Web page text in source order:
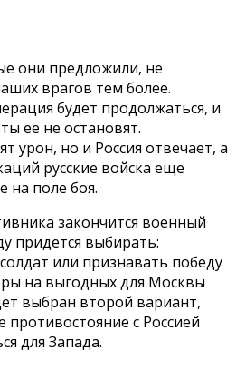
они предложили, не
врагов тем более.
будет продолжаться, и
ее не остановят.
урон, но и Россия отвечает, а
русские войска еще
на поле боя.
закончится военный
придется выбирать:
или признавать победу
на выгодных для Москвы
выбран второй вариант,
с Россией
для Запада.